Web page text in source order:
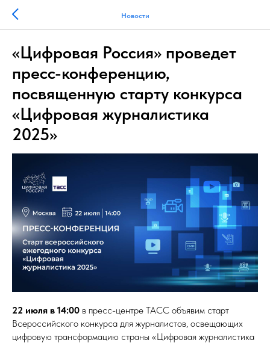
Новости
«Цифровая Россия» проведет
пресс-конференцию,
посвященную старту конкурса
«Цифровая журналистика
2025»
22 июля в 14:00 в пресс-центре ТАСС объявим старт
Всероссийского конкурса для журналистов, освещающих
цифровую трансформацию страны «Цифровая журналистика